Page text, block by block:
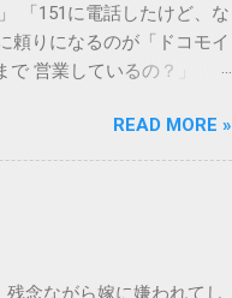
起こします。特に築年数が
ん。 3. 頑固なシミと汚れ
取れない黒ずみとなりま
「液体として流さない」
：新聞紙や古布に吸わせて
準備するもの： 古新聞、
「151に電話したけど、な
頼りになるのが「ドコモイ
営業しているの？」「
の対処法をわかりやすく解
ーションセンター「151」
151 営業時間 」を気にす
ますね。 この時間内であ
できます。ただし、ドコ
READ MORE »
念ながら嫁に嫌われてし